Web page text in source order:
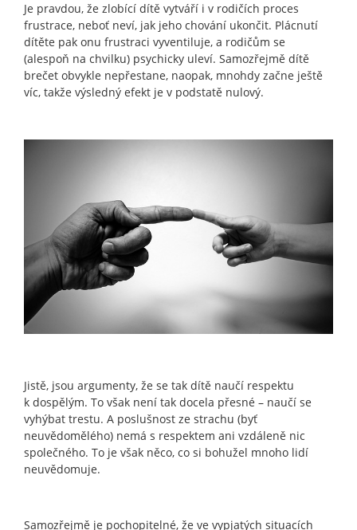
Je pravdou, že zlobící dítě vytváří i v rodičích proces
frustrace, neboť neví, jak jeho chování ukončit. Plácnutí
dítěte pak onu frustraci vyventiluje, a rodičům se
(alespoň na chvilku) psychicky uleví. Samozřejmě dítě
brečet obvykle nepřestane, naopak, mnohdy začne ještě
víc, takže výsledný efekt je v podstatě nulový.
Jistě, jsou argumenty, že se tak dítě naučí respektu
k dospělým. To však není tak docela přesné – naučí se
vyhýbat trestu. A poslušnost ze strachu (byť
neuvědomělého) nemá s respektem ani vzdáleně nic
společného. To je však něco, co si bohužel mnoho lidí
neuvědomuje.
Samozřejmě je pochopitelné, že ve vypjatých situacích